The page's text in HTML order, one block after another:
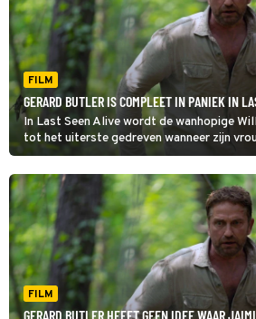
FILM
GERARD BUTLER IS COMPLEET IN PANIEK IN
In Last Seen Alive wordt de wanhopige
tot het uiterste gedreven wanneer zijn
FILM
GERARD BUTLER HEEFT GEEN IDEE WAAR